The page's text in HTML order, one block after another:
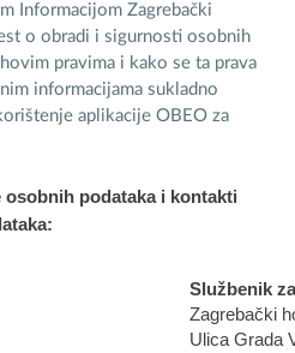
Informacijom Zagrebački
o obradi i sigurnosti osobnih
pravima i kako se ta prava
informacijama sukladno
aplikacije OBEO za
podataka i kontakti
Službenik
Zagrebački
Ulica Grada